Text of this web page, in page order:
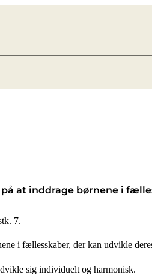
at inddrage børnene i
7.
i fællesskaber, der kan udvikle
sig individuelt og harmonisk.